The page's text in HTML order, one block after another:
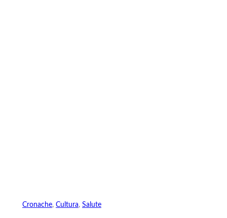
Cronache, Cultura, Salute